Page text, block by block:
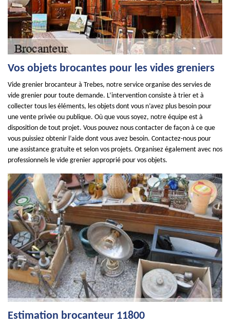
Vos objets brocantes pour les vides greniers
Vide grenier brocanteur à Trebes, notre service organise des servies de
vide grenier pour toute demande. L’intervention consiste à trier et à
collecter tous les éléments, les objets dont vous n’avez plus besoin pour
une vente privée ou publique. Où que vous soyez, notre équipe est à
disposition de tout projet. Vous pouvez nous contacter de façon à ce que
vous puissiez obtenir l’aide dont vous avez besoin. Contactez-nous pour
une assistance gratuite et selon vos projets. Organisez également avec nos
professionnels le vide grenier approprié pour vos objets.
Estimation brocanteur 11800